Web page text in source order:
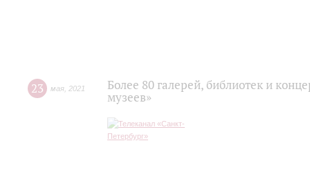
23 мая 2021
Более 80 галерей, библиотек и
музеев»